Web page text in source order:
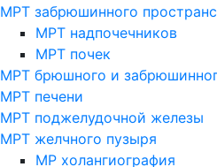
МРТ забрюшинного
МРТ надпочечников
МРТ почек
МРТ брюшного и
МРТ печени
МРТ поджелудочной железы
МРТ желчного пузыря
МР холангиография